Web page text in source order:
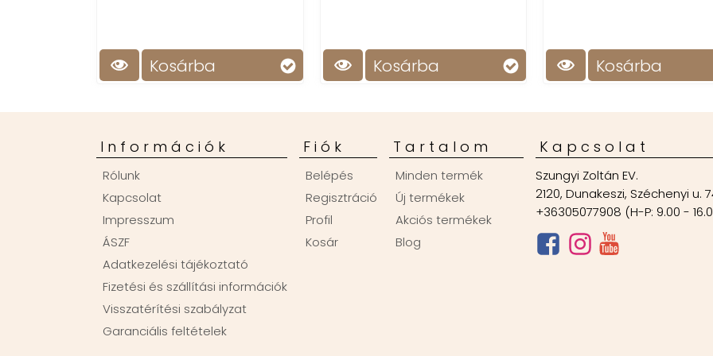
Kosárba Kosárba
Információk
Rólunk
Kapcsolat
Impresszum
ÁSZF
Adatkezelési tájékoztató
Fizetési és szállítási információk
Visszatérítési szabályzat
Garanciális feltételek
Fiók
Belépés
Regisztráció
Profil
Kosár
Tartalom
Minden termék
Új termékek
Akciós termékek
Blog
Kapcsolat
Szungyi Zoltán EV.
2120, Dunakeszi, Széchenyi u.
+36305077908 (H-P: 9.00 -